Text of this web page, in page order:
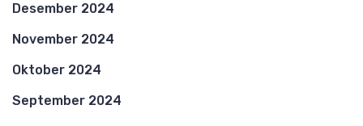
Desember 2024
November 2024
Oktober 2024
September 2024